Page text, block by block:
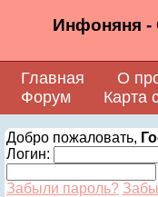
Инфоняня -
Главная О
Форум
Карта
Добро пожаловать,
Логин:
Забыли пароль?